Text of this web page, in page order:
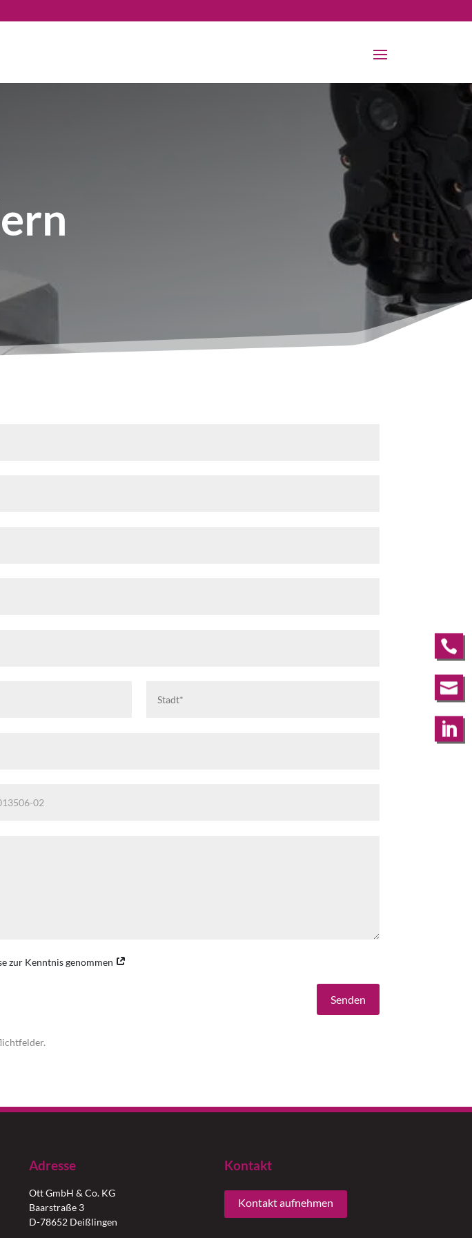
zur Kenntnis genommen
Senden
Adresse
Ott GmbH & Co. KG
Baarstraße 3
D-78652 Deißlingen



Kontakt
Kontakt aufnehmen